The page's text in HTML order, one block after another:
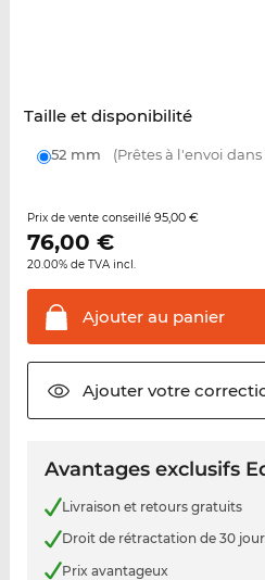
Taille et disponibilité
52 mm (Prêtes à l'envoi dans
Prix de vente conseillé 95,00 €
76,00 €
20.00% de TVA incl.
Ajouter au panier
Ajouter votre
Avantages exclusifs
Livraison et retours gratuits
Droit de rétractation de 30
Prix avantageux